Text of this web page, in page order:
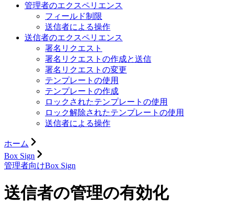
管理者のエクスペリエンス
フィールド制限
送信者による操作
送信者のエクスペリエンス
署名リクエスト
署名リクエストの作成と送信
署名リクエストの変更
テンプレートの使用
テンプレートの作成
ロックされたテンプレートの使用
ロック解除されたテンプレートの使用
送信者による操作
ホーム
Box Sign
管理者向けBox Sign
送信者の管理の有効化